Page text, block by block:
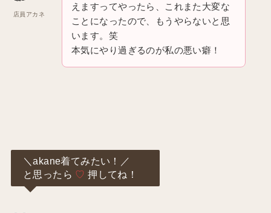
店員アカネ
えますってやったら、これまた大変な
ことになったので、もうやらないと思
います。笑
本気にやり過ぎるのが私の悪い癖！
＼akane着てみたい！／
と思ったら ♡ 押してね！